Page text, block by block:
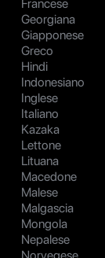
Francese
Georgiana
Giapponese
Greco
Hindi
Indonesiano
Inglese
Italiano
Kazaka
Lettone
Lituana
Macedone
Malese
Malgascia
Mongola
Nepalese
Norvegese